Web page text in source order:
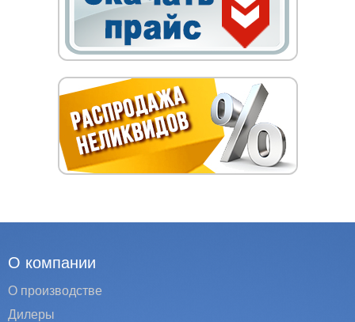
О компании
О производстве
Дилеры